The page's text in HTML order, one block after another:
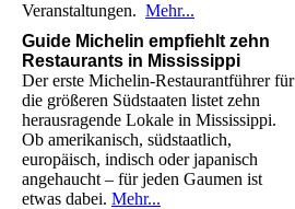
Veranstaltungen. Mehr...
Guide Michelin empfiehlt zehn
Restaurants in Mississippi
Der erste Michelin-Restaurantführer für
die größeren Südstaaten listet zehn
herausragende Lokale in Mississippi.
Ob amerikanisch, südstaatlich,
europäisch, indisch oder japanisch
angehaucht – für jeden Gaumen ist
etwas dabei. Mehr...